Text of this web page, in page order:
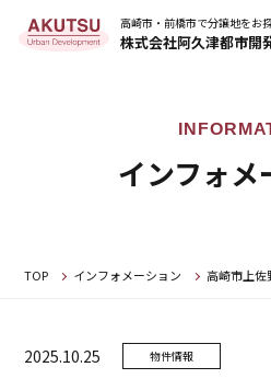
高崎市・前橋市で分譲地をお
株式会社阿久津都市開
インフォメ
TOP インフォメーション 高崎市上佐
2025.10.25 物件情報